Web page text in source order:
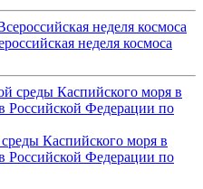
неделя космоса
Каспийского моря в
Российской Федерации по